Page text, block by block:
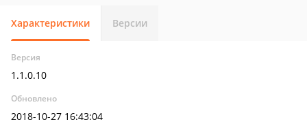
Характеристики Версии
Версия
1.1.0.10
Обновлено
2018-10-27 16:43:04